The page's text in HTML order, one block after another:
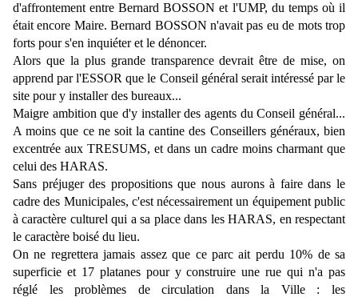
d'affrontement entre Bernard BOSSON et l'UMP, du temps où il
était encore Maire. Bernard BOSSON n'avait pas eu de mots trop
forts pour s'en inquiéter et le dénoncer.
Alors que la plus grande transparence devrait être de mise, on
apprend par l'ESSOR que le Conseil général serait intéressé par le
site pour y installer des bureaux...
Maigre ambition que d'y installer des agents du Conseil général...
A moins que ce ne soit la cantine des Conseillers généraux, bien
excentrée aux TRESUMS, et dans un cadre moins charmant que
celui des HARAS.
Sans préjuger des propositions que nous aurons à faire dans le
cadre des Municipales, c'est nécessairement un équipement public
à caractère culturel qui a sa place dans les HARAS, en respectant
le caractère boisé du lieu.
On ne regrettera jamais assez que ce parc ait perdu 10% de sa
superficie et 17 platanes pour y construire une rue qui n'a pas
réglé les problèmes de circulation dans la Ville : les